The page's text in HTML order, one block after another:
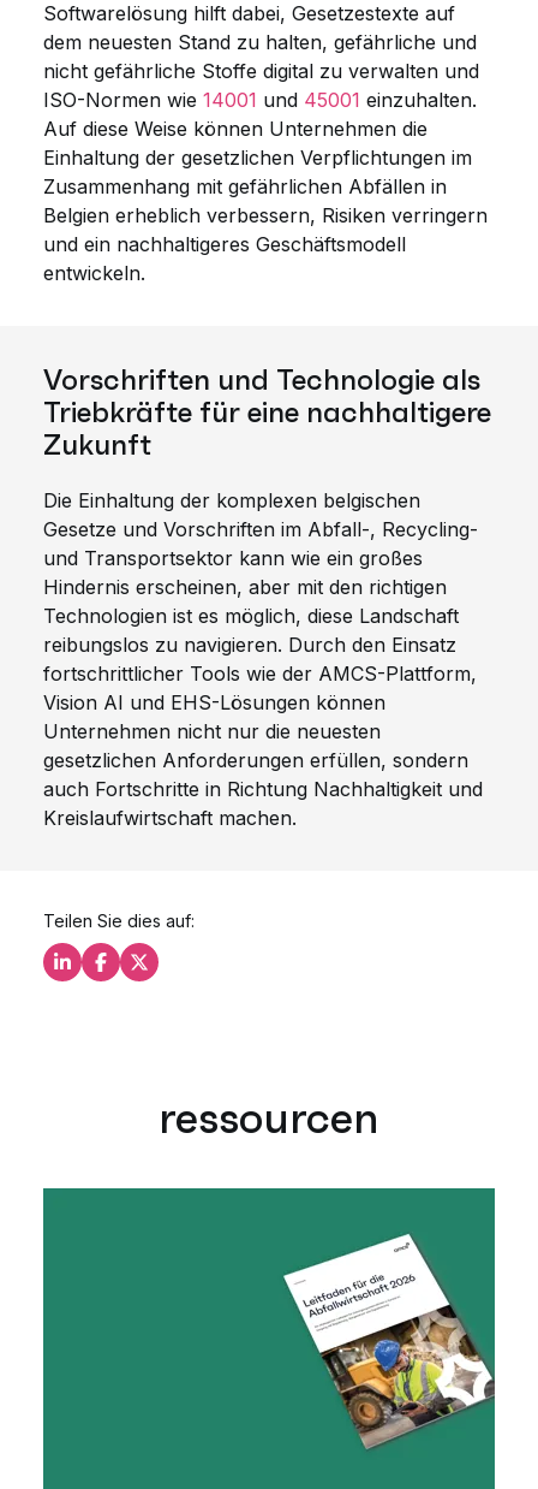
Softwarelösung hilft dabei, Gesetzestexte auf
dem neuesten Stand zu halten, gefährliche und
nicht gefährliche Stoffe digital zu verwalten und
ISO-Normen wie 14001 und 45001 einzuhalten.
Auf diese Weise können Unternehmen die
Einhaltung der gesetzlichen Verpflichtungen im
Zusammenhang mit gefährlichen Abfällen in
Belgien erheblich verbessern, Risiken verringern
und ein nachhaltigeres Geschäftsmodell
entwickeln.
Vorschriften und Technologie als
Triebkräfte für eine nachhaltigere
Zukunft
Die Einhaltung der komplexen belgischen
Gesetze und Vorschriften im Abfall-, Recycling-
und Transportsektor kann wie ein großes
Hindernis erscheinen, aber mit den richtigen
Technologien ist es möglich, diese Landschaft
reibungslos zu navigieren. Durch den Einsatz
fortschrittlicher Tools wie der AMCS-Plattform,
Vision AI und EHS-Lösungen können
Unternehmen nicht nur die neuesten
gesetzlichen Anforderungen erfüllen, sondern
auch Fortschritte in Richtung Nachhaltigkeit und
Kreislaufwirtschaft machen.
Teilen Sie dies auf:
Teilen Sie dies auf LinkedIn
Teilen Sie dies auf Facebook
Teilen Sie dies auf X
ressourcen